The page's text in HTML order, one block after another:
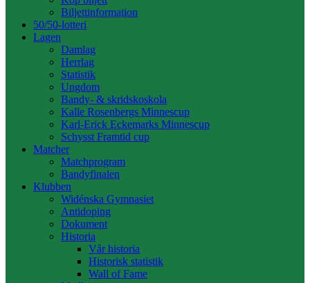
Biljettinformation
50/50-lotteri
Lagen
Damlag
Herrlag
Statistik
Ungdom
Bandy- & skridskoskola
Kalle Rosenbergs Minnescup
Karl-Erick Eckemarks Minnescup
Schysst Framtid cup
Matcher
Matchprogram
Bandyfinalen
Klubben
Widénska Gymnasiet
Antidoping
Dokument
Historia
Vår historia
Historisk statistik
Wall of Fame